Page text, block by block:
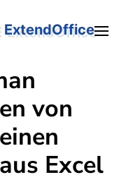
ExtendOffice
von
Excel